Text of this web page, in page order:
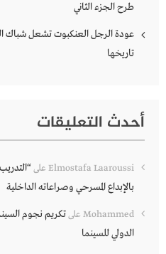
طرح الجزء الثاني
عودة الرجل العنكبوت تشعل شباك
تاريخها
أحدث التعليقات
Elmostafa Laaroussi على
بالإبداع المسرحي وصراعاته الداخلية
Mohammed علىتكريم نجوم
الدولي للسينما